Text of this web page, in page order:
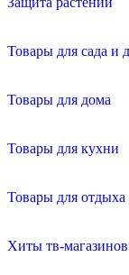
Товары для сада и
Товары для дома
Товары для кухни
Товары для отдыха
Хиты тв-магазинов